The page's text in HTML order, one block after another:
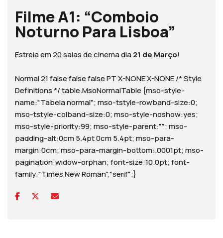
Filme A1: “Comboio
Noturno Para Lisboa”
Estreia em 20 salas de cinema dia21 de Março!
Normal 21 false false false PT X-NONE X-NONE/* Style
Definitions */ table.MsoNormalTable {mso-style-
name:"Tabela normal"; mso-tstyle-rowband-size:0;
mso-tstyle-colband-size:0; mso-style-noshow:yes;
mso-style-priority:99; mso-style-parent:""; mso-
padding-alt:0cm 5.4pt 0cm 5.4pt; mso-para-
margin:0cm; mso-para-margin-bottom:.0001pt; mso-
pagination:widow-orphan; font-size:10.0pt; font-
family:"Times New Roman","serif";}